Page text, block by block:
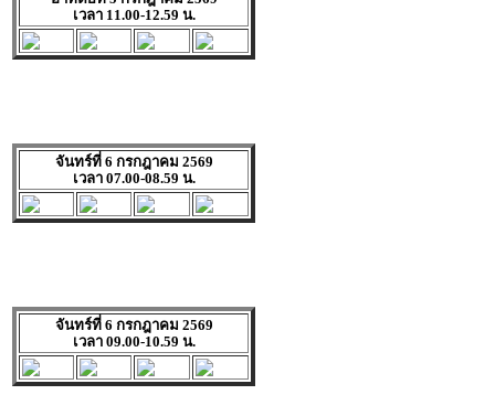
เวลา 11.00-12.59 น.
จันทร์ที่ 6 กรกฎาคม 2569
เวลา 07.00-08.59 น.
จันทร์ที่ 6 กรกฎาคม 2569
เวลา 09.00-10.59 น.